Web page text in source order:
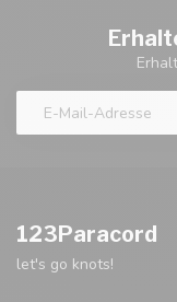
123Paracord
let's go knots!